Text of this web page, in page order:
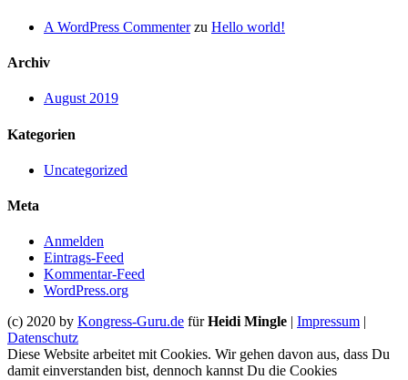
A WordPress Commenterzu Hello world!
Archiv
August 2019
Kategorien
Uncategorized
Meta
Anmelden
Eintrags-Feed
Kommentar-Feed
WordPress.org
(c) 2020 by Kongress-Guru.de fürHeidi Mingle Impressum
Datenschutz
Diese Website arbeitet mit Cookies. Wir gehen davon aus, dass Du
damit einverstanden bist, dennoch kannst Du die Cookies